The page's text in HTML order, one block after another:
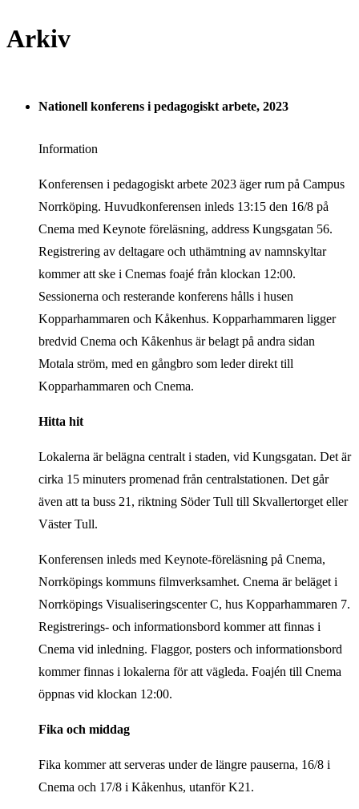
Arkiv
Nationell konferens i pedagogiskt arbete, 2023
Information
Konferensen i pedagogiskt arbete 2023 äger rum på Campus
Norrköping. Huvudkonferensen inleds 13:15 den 16/8 på
Cnema med Keynote föreläsning, address Kungsgatan 56.
Registrering av deltagare och uthämtning av namnskyltar
kommer att ske i Cnemas foajé från klockan 12:00.
Sessionerna och resterande konferens hålls i husen
Kopparhammaren och Kåkenhus. Kopparhammaren ligger
bredvid Cnema och Kåkenhus är belagt på andra sidan
Motala ström, med en gångbro som leder direkt till
Kopparhammaren och Cnema.
Hitta hit
Lokalerna är belägna centralt i staden, vid Kungsgatan. Det är
cirka 15 minuters promenad från centralstationen. Det går
även att ta buss 21, riktning Söder Tull till Skvallertorget eller
Väster Tull.
Konferensen inleds med Keynote-föreläsning på Cnema,
Norrköpings kommuns filmverksamhet. Cnema är beläget i
Norrköpings Visualiseringscenter C, hus Kopparhammaren 7.
Registrerings- och informationsbord kommer att finnas i
Cnema vid inledning. Flaggor, posters och informationsbord
kommer finnas i lokalerna för att vägleda. Foajén till Cnema
öppnas vid klockan 12:00.
Fika och middag
Fika kommer att serveras under de längre pauserna, 16/8 i
Cnema och 17/8 i Kåkenhus, utanför K21.